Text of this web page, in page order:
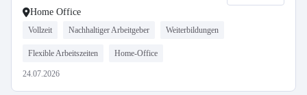
Home Office
Vollzeit Nachhaltiger Arbeitgeber Weiterbildungen
Flexible Arbeitszeiten Home-Office
24.07.2026